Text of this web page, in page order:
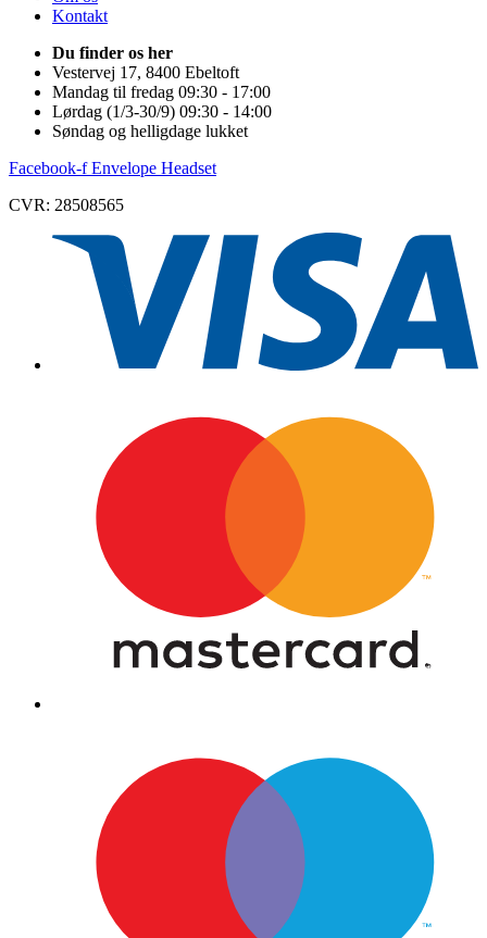
Kontakt
Du finder os her
Vestervej 17, 8400 Ebeltoft
Mandag til fredag 09:30 - 17:00
Lørdag (1/3-30/9) 09:30 - 14:00
Søndag og helligdage lukket
Facebook-f Envelope Headset
CVR: 28508565